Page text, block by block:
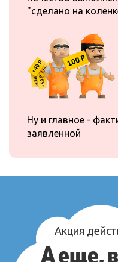
"сделано на
Ну и главное -
заявленной
Акция
А еще,